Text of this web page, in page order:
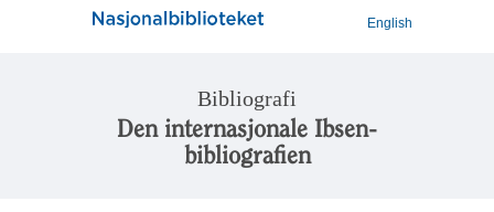
English
Bibliografi
Den internasjonale Ibsen-
bibliografien